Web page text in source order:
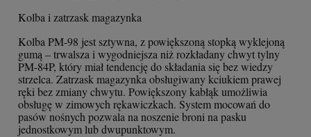
Kolba i zatrzask magazynka
Kolba PM-98 jest sztywna, z powiększoną stopką wyklejoną
gumą – trwalsza i wygodniejsza niż rozkładany chwyt tylny
PM-84P, który miał tendencję do składania się bez wiedzy
strzelca. Zatrzask magazynka obsługiwany kciukiem prawej
ręki bez zmiany chwytu. Powiększony kabłąk umożliwia
obsługę w zimowych rękawiczkach. System mocowań do
pasów nośnych pozwala na noszenie broni na pasku
jednostkowym lub dwupunktowym.